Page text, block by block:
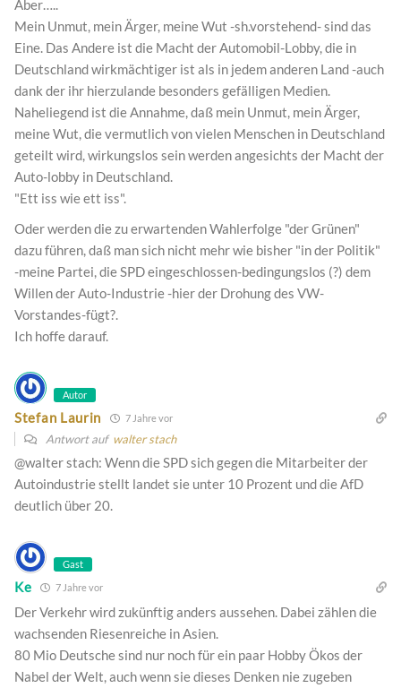
Aber…..
Mein Unmut, mein Ärger, meine Wut -sh.vorstehend- sind das
Eine. Das Andere ist die Macht der Automobil-Lobby, die in
Deutschland wirkmächtiger ist als in jedem anderen Land -auch
dank der ihr hierzulande besonders gefälligen Medien.
Naheliegend ist die Annahme, daß mein Unmut, mein Ärger,
meine Wut, die vermutlich von vielen Menschen in Deutschland
geteilt wird, wirkungslos sein werden angesichts der Macht der
Auto-lobby in Deutschland.
"Ett iss wie ett iss".
Oder werden die zu erwartenden Wahlerfolge "der Grünen"
dazu führen, daß man sich nicht mehr wie bisher "in der Politik"
-meine Partei, die SPD eingeschlossen-bedingungslos (?) dem
Willen der Auto-Industrie -hier der Drohung des VW-
Vorstandes-fügt?.
Ich hoffe darauf.
Autor
Stefan Laurin 7 Jahre vor
Antwort auf walter stach
@walter stach: Wenn die SPD sich gegen die Mitarbeiter der
Autoindustrie stellt landet sie unter 10 Prozent und die AfD
deutlich über 20.
Gast
Ke 7 Jahre vor
Der Verkehr wird zukünftig anders aussehen. Dabei zählen die
wachsenden Riesenreiche in Asien.
80 Mio Deutsche sind nur noch für ein paar Hobby Ökos der
Nabel der Welt, auch wenn sie dieses Denken nie zugeben